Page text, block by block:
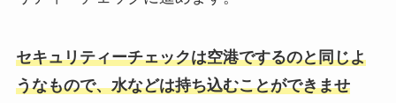
セキュリティーチェックは空港でするのと同じよ
うなもので、水などは持ち込むことができませ